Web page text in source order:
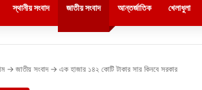
স্থানীয় সংবাদ জাতীয় সংবাদ আন্তর্জাতিক খেলাধুলা
→ জাতীয় সংবাদ → এক হাজার ১৪২ কোটি টাকার সার কিনবে সরকার